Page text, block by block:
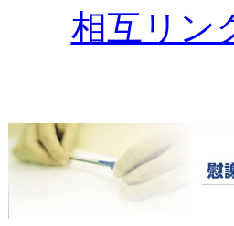
相互リン